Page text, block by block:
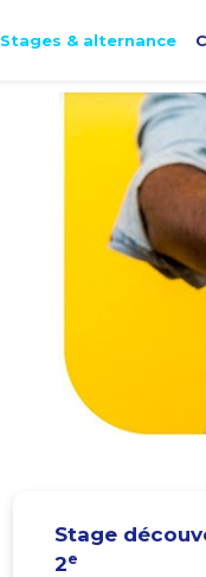
Stages & alternance
Stage
2e